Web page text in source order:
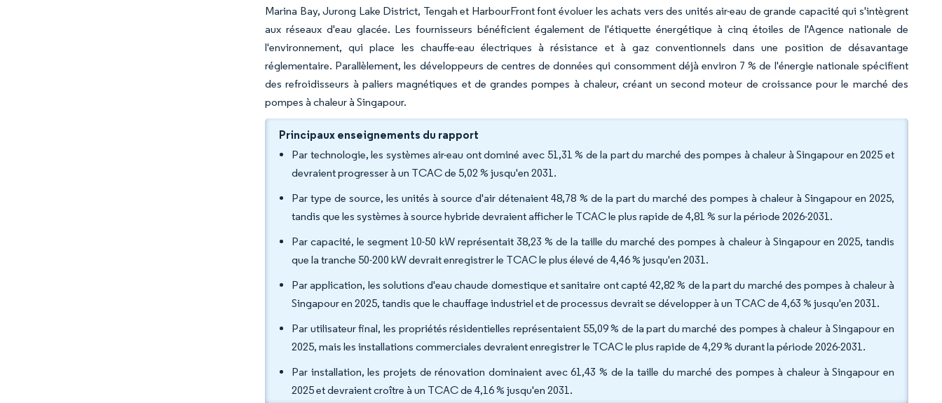
Marina Bay, Jurong Lake District, Tengah et HarbourFront font évoluer les achats vers des unités air-eau de grande capacité qui s'intègrent
aux réseaux d'eau glacée. Les fournisseurs bénéficient également de l'étiquette énergétique à cinq étoiles de l'Agence nationale de
l'environnement, qui place les chauffe-eau électriques à résistance et à gaz conventionnels dans une position de désavantage
réglementaire. Parallèlement, les développeurs de centres de données qui consomment déjà environ 7 % de l'énergie nationale spécifient
des refroidisseurs à paliers magnétiques et de grandes pompes à chaleur, créant un second moteur de croissance pour le marché des
pompes à chaleur à Singapour.
Principaux enseignements du rapport
Par technologie, les systèmes air-eau ont dominé avec 51,31 % de la part du marché des pompes à chaleur à Singapour en 2025 et
devraient progresser à un TCAC de 5,02 % jusqu'en 2031.
Par type de source, les unités à source d'air détenaient 48,78 % de la part du marché des pompes à chaleur à Singapour en 2025,
tandis que les systèmes à source hybride devraient afficher le TCAC le plus rapide de 4,81 % sur la période 2026-2031.
Par capacité, le segment 10-50 kW représentait 38,23 % de la taille du marché des pompes à chaleur à Singapour en 2025, tandis
que la tranche 50-200 kW devrait enregistrer le TCAC le plus élevé de 4,46 % jusqu'en 2031.
Par application, les solutions d'eau chaude domestique et sanitaire ont capté 42,82 % de la part du marché des pompes à chaleur à
Singapour en 2025, tandis que le chauffage industriel et de processus devrait se développer à un TCAC de 4,63 % jusqu'en 2031.
Par utilisateur final, les propriétés résidentielles représentaient 55,09 % de la part du marché des pompes à chaleur à Singapour en
2025, mais les installations commerciales devraient enregistrer le TCAC le plus rapide de 4,29 % durant la période 2026-2031.
Par installation, les projets de rénovation dominaient avec 61,43 % de la taille du marché des pompes à chaleur à Singapour en
2025 et devraient croître à un TCAC de 4,16 % jusqu'en 2031.